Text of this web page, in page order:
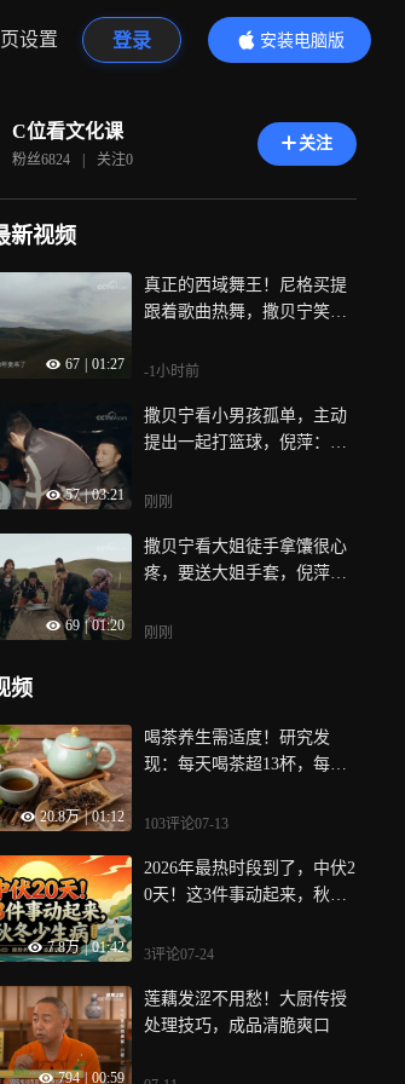
设置 登录
安装电脑版
内容更精彩
C位看文化课
粉丝6824 | 关注0
关注
新视频
67 01:27
真正的西域舞王！尼格买提
跟着歌曲热舞，撒贝宁笑掉
-1小时前
57 | 03:21
撒贝宁看小男孩孤单，主动
提出一起打篮球，倪萍：你
刚刚
69 | 01:20
撒贝宁看大姐徒手拿馕很心
疼，要送大姐手套，倪萍朱
刚刚
频
20.8万 | 01:12
喝茶养生需适度！研究发
现：每天喝茶超13杯，每多
103评论07-13
7.8万 | 01:42
2026年最热时段到了，中伏2
0天！这3件事动起来，秋冬
3评论07-24
794 00:59
莲藕发涩不用愁！大厨传授
处理技巧，成品清脆爽口